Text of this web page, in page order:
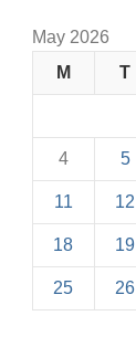
May 2026
M
T
4 5
11 12
18 19
25 26